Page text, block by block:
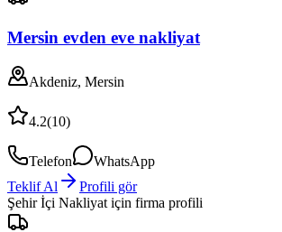
Mersin evden eve nakliyat
Akdeniz, Mersin
4.2(10)
Telefon
WhatsApp
Teklif Al
Profili gör
Şehir İçi Nakliyat için firma profili